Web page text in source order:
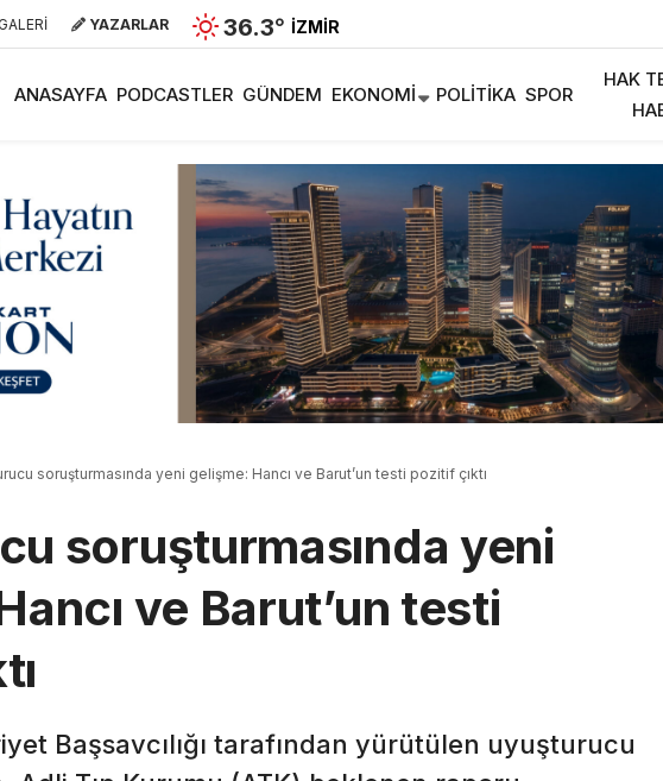
GALERİ YAZARLAR 36.3° İZMIR
ANASAYFA PODCASTLER GÜNDEM EKONOMI POLITIKA SPOR
HAK
soruşturmasında yeni gelişme: Hancı ve Barut’un testi pozitif çıktı
soruşturmasında yeni
ve Barut’un testi
Başsavcılığı tarafından yürütülen uyuşturucu